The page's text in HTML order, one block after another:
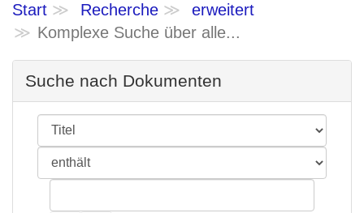
Start Recherche
erweitert
Komplexe Suche über alle...
Suche nach Dokumenten